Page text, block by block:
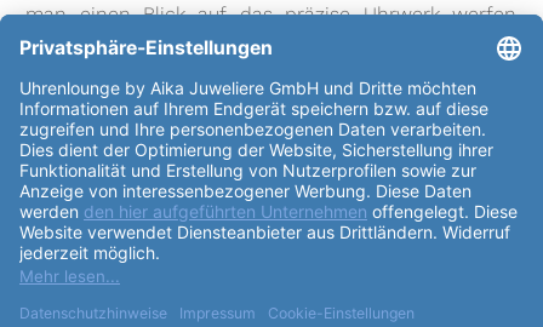
man einen Blick auf das präzise Uhrwerk werfen
kann. DasUhrglasder Hamilton Jazzmaster
Saphirglas, das eine klare Sicht auf das schwarze
mattierteZifferblattbietet. Die Indizes sind deutlich
sichtbar und sorgen für eine einfache Ablesbarkeit
der Zeit. DasArmbandder Uhr (Referenz:
H695000010) ist ebenfalls aus 316L-Edelstahl
gefertigt und hat eine schöne silberne Farbe. Die
Faltschließe aus Edelstahl sorgt für einen sicheren
Halt am Handgelenk. Der Bandanstoß am